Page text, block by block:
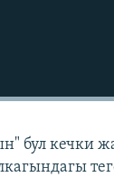
бул кечки